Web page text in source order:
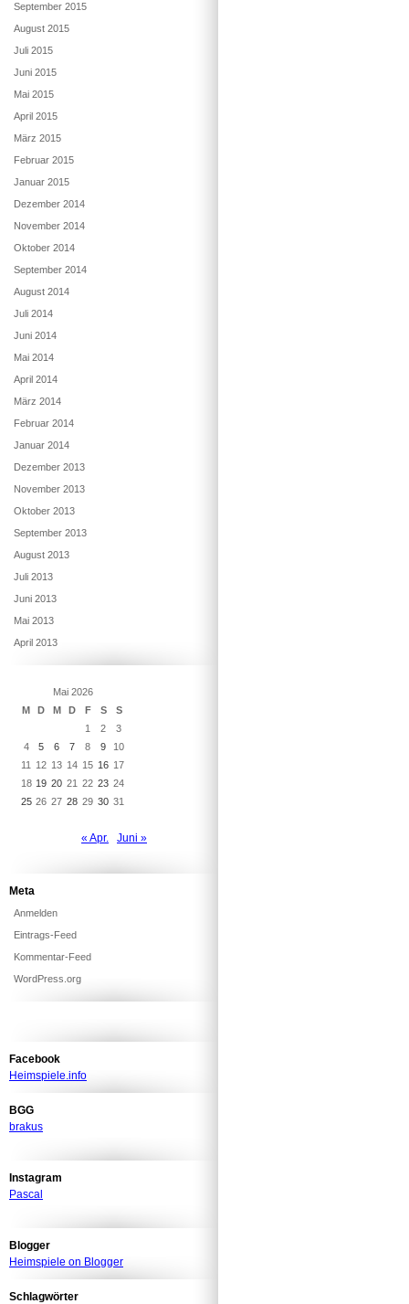
September 2015
August 2015
Juli 2015
Juni 2015
Mai 2015
April 2015
März 2015
Februar 2015
Januar 2015
Dezember 2014
November 2014
Oktober 2014
September 2014
August 2014
Juli 2014
Juni 2014
Mai 2014
April 2014
März 2014
Februar 2014
Januar 2014
Dezember 2013
November 2013
Oktober 2013
September 2013
August 2013
Juli 2013
Juni 2013
Mai 2013
April 2013
Mai 2026
M
D M D F S
S
1
2
3
4
5 6 7 8 9
10
11
12 13 14 15 16 17
18 19 20 21 22 23 24
25 26 27 28 29 30 31
« Apr. Juni »
Meta
Anmelden
Eintrags-Feed
Kommentar-Feed
WordPress.org
Facebook
Heimspiele.info
BGG
brakus
Instagram
Pascal
Blogger
Heimspiele on Blogger
Schlagwörter